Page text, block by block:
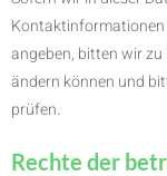
Kontaktinformationen
angeben, bitten wir zu
ändern können und
prüfen.
Rechte der